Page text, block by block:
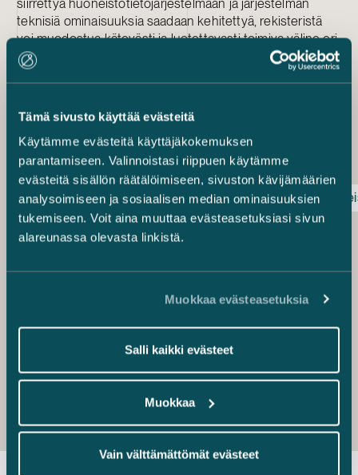
Tämä sivusto käyttää evästeitä
Käytämme evästeitä käyttäjäkokemuksen
parantamiseen. Valinnoistasi riippuen käytämme
evästeitä sisällön räätälöimiseen, sivuston kävijämäärien
analysoimiseen ja sosiaalisen median ominaisuuksien
tukemiseen. Voit aina muuttaa evästeasetuksiasi sivun
alareunassa olevasta linkistä.
Muokkaa evästeasetuksia
Salli kaikki evästeet
Muokkaa
Vain välttämättömät evästeet
siirrettyä huoneistotietojärjestelmään ja järjestelmän
teknisiä ominaisuuksia saadaan kehitettyä, rekisteristä
voi muodostua kätevästi ja luotettavasti toimiva väline eri
transaktioiden jouhevaan toteuttamiseen ja
sähköistämiseen.
Minna Korhonen
Juhana Hyytinen
Sampo Korpiola
Huoneistotietojärjestelmä Kiinteistö
Minna Korhonen
osakas
Sampo Korpiola
sampo.korpiola@castren.fi